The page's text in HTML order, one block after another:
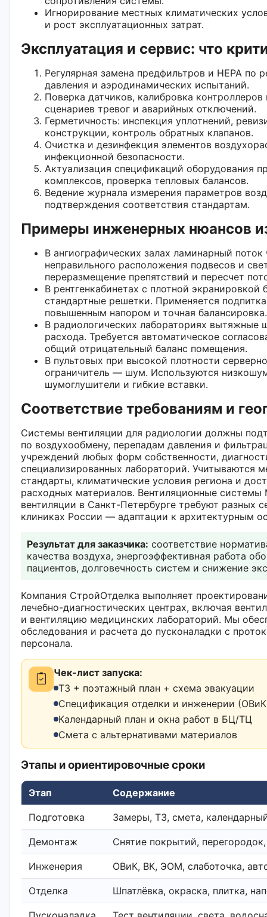
Игнорирование местных климатических
и рост эксплуатационных затрат.
Эксплуатация и сервис: что
Регулярная замена предфильтров и HEPA по
давления и аэродинамических испытаний.
Поверка датчиков, калибровка
сценариев тревог и аварийных отключений.
Герметичность: инспекция уплотнений,
конструкции, контроль обратных клапанов.
Очистка и дезинфекция элементов
инфекционной безопасности.
Актуализация спецификаций оборудования
комплексов, проверка тепловых балансов.
Ведение журнала измерения параметров
подтверждения соответствия стандартам.
Примеры инженерных нюансов
В ангиографических залах ламинарный
неправильного расположения подвесов и
переразмещение препятствий и пересчет
В рентгенкабинетах с плотной экранировкой
стандартные решетки. Применяется
повышенным напором и точная балансировка.
В радиологических лабораториях вытяжные
расхода. Требуется автоматическое
общий отрицательный баланс помещения.
В пультовых при высокой плотности
ограничитель — шум. Используются
шумоглушители и гибкие вставки.
Соответствие требованиям и
Системы вентиляции для радиологии должны
по воздухообмену, перепадам давления и
учреждений любых форм собственности,
специализированных лабораторий. Учитываются
стандарты, климатические условия региона и
расходных материалов. Вентиляционные
вентиляции в Санкт-Петербурге требуют разных
клиниках России — адаптации к архитектурным
Результат для заказчика: соответствие
качества воздуха, энергоэффективная работа
пациентов, долговечность систем и снижение
Компания СтройОтделка выполняет
лечебно-диагностических центрах, включая
и вентиляцию медицинских лабораторий. Мы
обследования и расчета до пусконаладки с
персонала.
Чек-лист запуска:
ТЗ + поэтажный план + схема эвакуации
Спецификация отделки и инженерии
Календарный план и окна работ в БЦ/ТЦ
Смета с альтернативами материалов
Этапы и ориентировочные сроки
Этап Содержание
Подготовка Замеры, ТЗ, смета,
Демонтаж Снятие покрытий,
Инженерия ОВиК, ВК, ЭОМ, слаботочка,
Отделка Шпатлёвка, окраска, плитка,